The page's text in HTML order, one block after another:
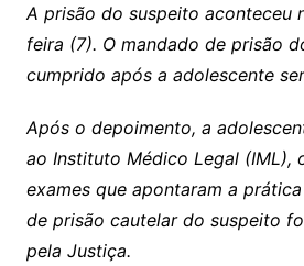
A prisão do suspeito aconteceu
feira (7). O mandado de prisão
cumprido após a adolescente
Após o depoimento, a
ao Instituto Médico Legal (IML),
exames que apontaram a
de prisão cautelar do suspeito
pela Justiça.